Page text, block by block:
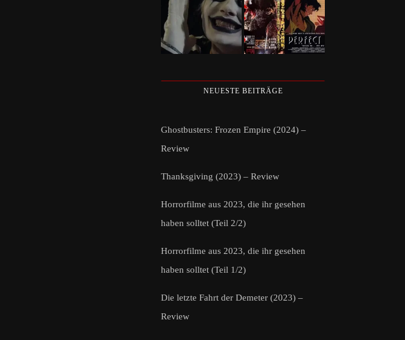
NEUESTE BEITRÄGE
Ghostbusters: Frozen Empire (2024) –
Review
Thanksgiving (2023) – Review
Horrorfilme aus 2023, die ihr gesehen
haben solltet (Teil 2/2)
Horrorfilme aus 2023, die ihr gesehen
haben solltet (Teil 1/2)
Die letzte Fahrt der Demeter (2023) –
Review